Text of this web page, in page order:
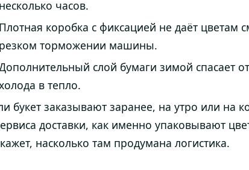
часов.
коробка с фиксацией не даёт цветам
торможении машины.
слой бумаги зимой спасает
в тепло.
букет заказывают заранее, на утро или на
доставки, как именно упаковывают
насколько там продумана логистика.